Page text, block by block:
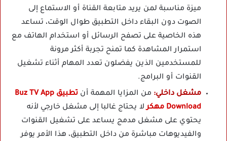
ميزة مناسبة لمن يريد متابعة القناة أو الاستماع إلى
الصوت دون البقاء داخل التطبيق طوال الوقت، تساعد
هذه الخاصية على تصفح الرسائل أو استخدام الهاتف مع
استمرار المشاهدة كما تمنح تجربة أكثر مرونة
للمستخدمين الذين يفضلون تعدد المهام أثناء تشغيل
القنوات أو البرامج.
مشغل داخلي: من المزايا المهمة أن
تطبيق Buz TV App
Download مهكر
لا يحتاج غالبا إلى مشغل خارجي لأنه
يحتوي على مشغل مدمج يساعد على تشغيل القنوات
والفيديوهات مباشرة من داخل التطبيق، هذا الأمر يوفر